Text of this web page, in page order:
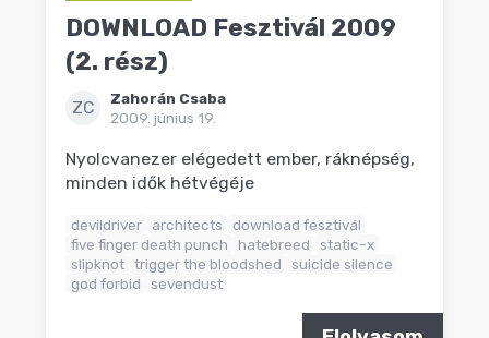
DOWNLOAD Fesztivál 2009
(2. rész)
ZC
Zahorán Csaba
2009. június 19.
Nyolcvanezer elégedett ember, ráknépség,
minden idők hétvégéje
devildriver architects
download fesztivál
five finger death punch
hatebreed
static-x
slipknot trigger the bloodshed
suicide silence
god forbid
sevendust